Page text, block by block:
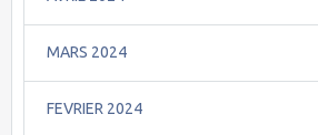
MARS 2024
FEVRIER 2024